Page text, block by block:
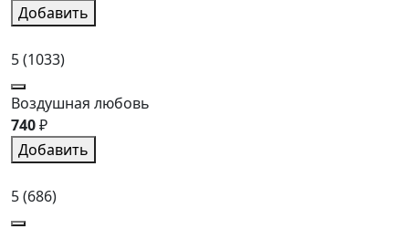
Добавить
5(1033)
Воздушная любовь
740₽
Добавить
5(686)